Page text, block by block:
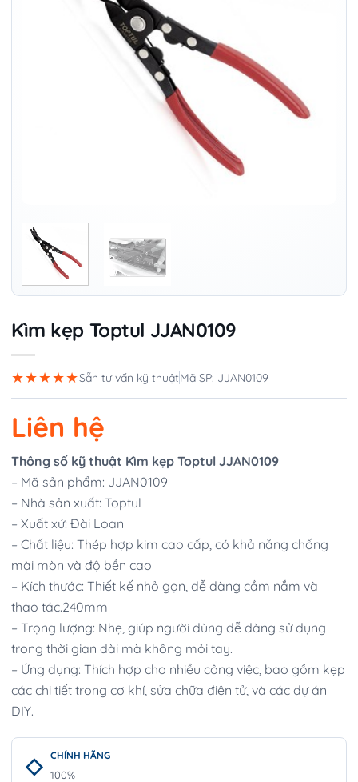
Kìm kẹp Toptul JJAN0109
★★★★★Sẵn tư vấn kỹ thuậtMã SP: JJAN0109
Liên hệ
Thông số kỹ thuật Kìm kẹp Toptul JJAN0109
– Mã sản phẩm: JJAN0109
– Nhà sản xuất: Toptul
– Xuất xứ: Đài Loan
– Chất liệu: Thép hợp kim cao cấp, có khả năng chống
mài mòn và độ bền cao
– Kích thước: Thiết kế nhỏ gọn, dễ dàng cầm nắm và
thao tác.240mm
– Trọng lượng: Nhẹ, giúp người dùng dễ dàng sử dụng
trong thời gian dài mà không mỏi tay.
– Ứng dụng: Thích hợp cho nhiều công việc, bao gồm kẹp
các chi tiết trong cơ khí, sửa chữa điện tử, và các dự án
DIY.
CHÍNH HÃNG
100%